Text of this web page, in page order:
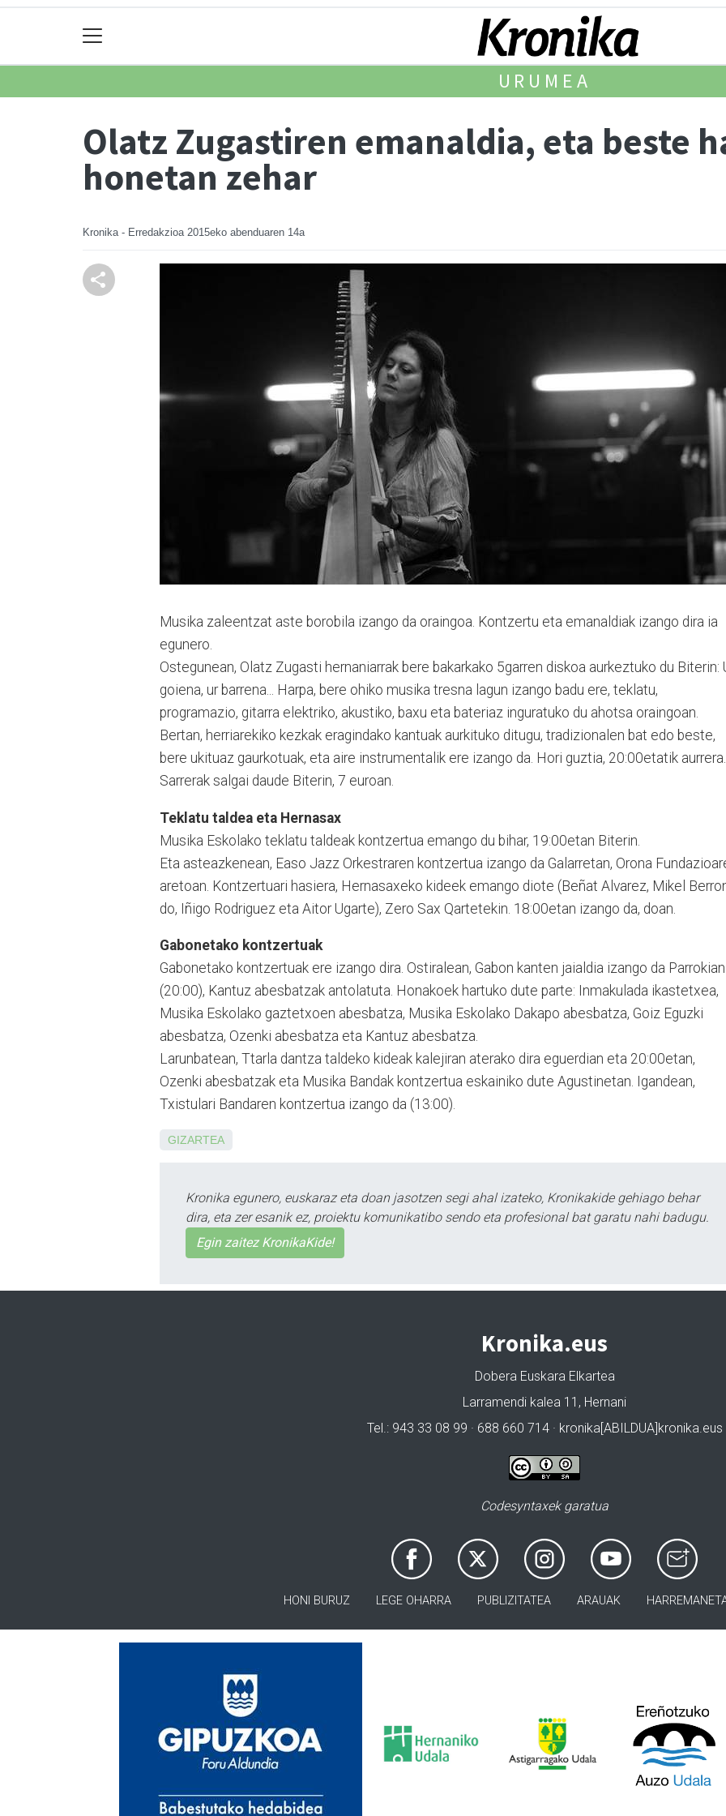
URUMEA
Olatz Zugastiren emanaldia, eta beste
honetan zehar
Kronika - Erredakzioa 2015eko abenduaren 14a
Musika zaleentzat aste boro­bila izango da oraingoa. Kon­tzertu eta emanaldiak izango dira ia
egunero.
Ostegunean, Olatz Zugasti hernaniarrak bere bakarkako 5garren diskoa aurkeztuko du Biterin:
goiena, ur ba­rre­na... Harpa, bere ohiko musi­ka tres­na lagun izango badu ere, te­kla­tu,
programazio, gitarra elek­triko, akustiko, baxu eta bateriaz inguratuko du ahotsa oraingoan.
Bertan, herriareki­ko kezkak eragin­dako kantuak aurkituko ditu­gu, tradizionalen bat edo bes­te,
bere ukituaz gaur­kotuak, eta aire instru­men­­talik ere izango da. Hori guztia, 20:00eta­tik aurrera.
Sarrerak salgai daude Biterin, 7 euroan.
Teklatu taldea eta Hernasax
Musika Eskolako teklatu tal­deak kontzertua emango du bihar, 19:00etan Biterin.
Eta asteazkenean, Easo Jazz Orkestraren kontzertua izango da Galarretan, Orona
aretoan. Kon­tzer­tuari hasiera, Herna­saxeko kideek emango diote (Beñat Alvarez, Mikel
do, Iñigo Rodriguez eta Aitor Ugarte), Zero Sax Qartetekin. 18:00etan izango da, doan.
Gabonetako kontzertuak
Gabonetako kontzertuak ere izango dira. Ostiralean, Gabon kanten jaialdia izango da Parrokian
(20:00), Kantuz abes­batzak antolatuta. Hona­ko­ek hartuko dute parte: Inma­kulada ikastetxea,
Musi­ka Eskolako gaztetxoen abes­batza, Musika Eskolako Dakapo abesbatza, Goiz Eguzki
abesbatza, Ozenki abesbatza eta Kantuz abesbatza.
Larunbatean, Ttarla dan­tza taldeko kideak kalejiran aterako dira eguerdian eta 20:00etan,
Ozenki abesbatzak eta Musika Bandak kontzer­tua eskainiko dute Agustine­tan. Igandean,
Txistulari Ban­da­ren kontzertua izango da (13:00).
GIZARTEA
Kronika egunero, euskaraz eta doan jasotzen segi ahal izateko, Kronikakide gehiago behar
dira, eta zer esanik ez, proiektu komunikatibo sendo eta profesional bat garatu nahi badugu.
Egin zaitez KronikaKide!
Kronika.eus
Dobera Euskara Elkartea
Larramendi kalea 11, Hernani
Tel.: 943 33 08 99 · 688 660 714 · kronika[ABILDUA]kronika.eus
Codesyntaxek garatua
HONI BURUZ LEGE OHARRA PUBLIZITATEA ARAUAK